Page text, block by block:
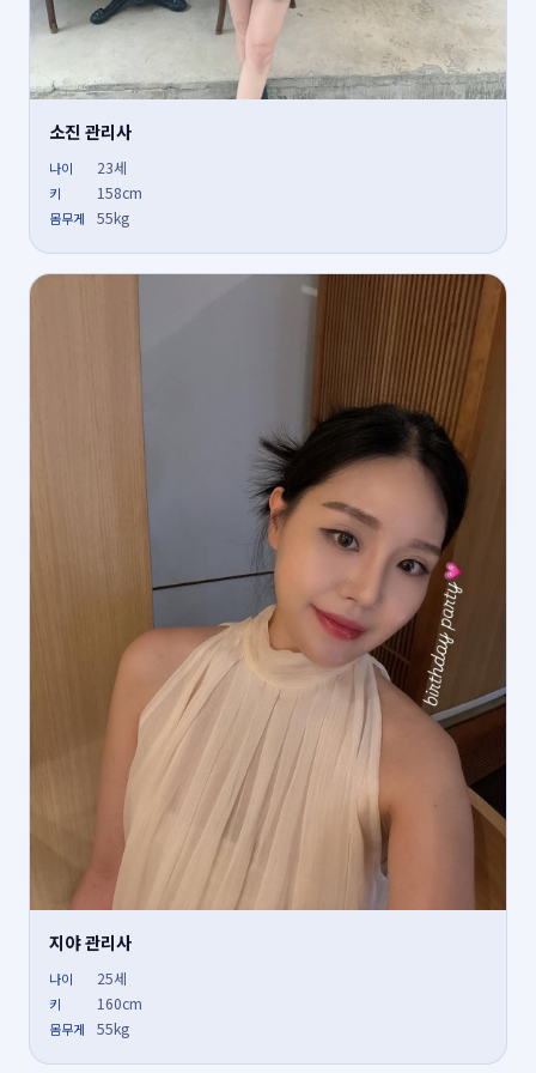
소진 관리사
나이 23세
키 158cm
몸무게 55kg
지야 관리사
나이 25세
키 160cm
몸무게 55kg